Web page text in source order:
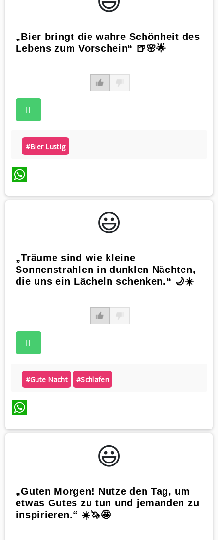
„Bier bringt die wahre Schönheit des
Lebens zum Vorschein“ 🍺🌸🌟
#bier Lustig
WhatsApp
😃️
„Träume sind wie kleine
Sonnenstrahlen in dunklen Nächten,
die uns ein Lächeln schenken.“ 🌙☀️
#gute Nacht #schlafen
WhatsApp
😃️
„Guten Morgen! Nutze den Tag, um
etwas Gutes zu tun und jemanden zu
inspirieren.“ ☀️🦄🤩